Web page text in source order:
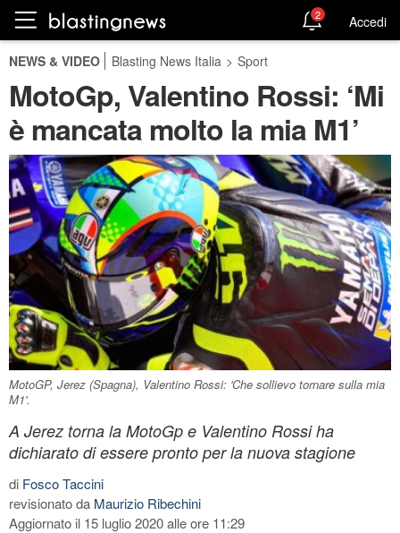
2 Accedi
NEWS & VIDEO Blasting News Italia > Sport
MotoGp, Valentino Rossi: ‘Mi
è mancata molto la mia M1’
MotoGP, Jerez (Spagna), Valentino Rossi: 'Che sollievo tornare sulla mia
M1'.
A Jerez torna la MotoGp e Valentino Rossi ha
dichiarato di essere pronto per la nuova stagione
di Fosco Taccini
revisionato da Maurizio Ribechini
Aggiornato il 15 luglio 2020 alle ore 11:29